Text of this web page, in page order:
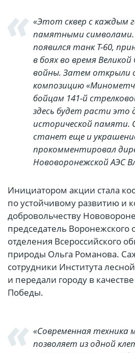
«Этот сквер с каждым
памятными символами.
появился танк Т-60,
в боях во время
войны. Затем открыли
композицию
бойцам 141-й
здесь будет расти это
исторической памяти.
станет еще и
прокомментировал
Нововоронежской АЭС
Инициатором акции стала
по устойчивому развитию и
добровольчеству
председатель Воронежского
отделения Всероссийского
природы Ольга Романова.
сотрудники Института
и передали городу в
Победы.
«Современная техника
позволяет из одной